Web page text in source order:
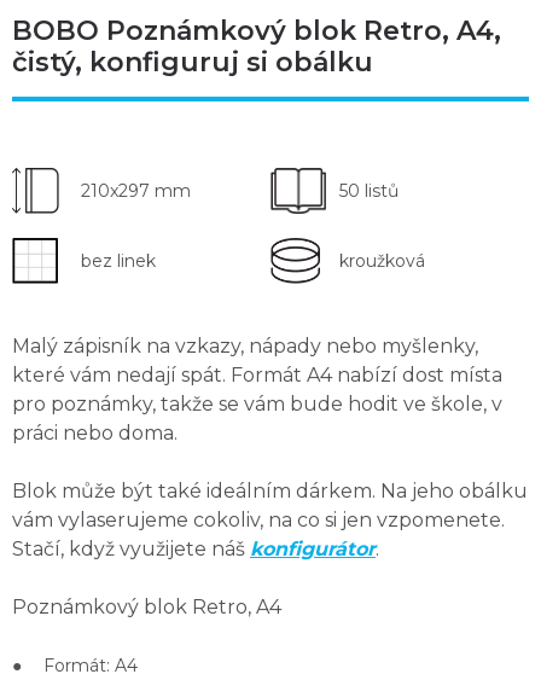
BOBO Poznámkový blok Retro, A4,
čistý, konfiguruj si obálku
210x297 mm 50 listů
bez linek kroužková
Malý zápisník na vzkazy, nápady nebo myšlenky,
které vám nedají spát. Formát A4 nabízí dost místa
pro poznámky, takže se vám bude hodit ve škole, v
práci nebo doma.
Blok může být také ideálním dárkem. Na jeho obálku
vám vylaserujeme cokoliv, na co si jen vzpomenete.
Stačí, když využijete náš konfigurátor.
Poznámkový blok Retro, A4
● Formát: A4